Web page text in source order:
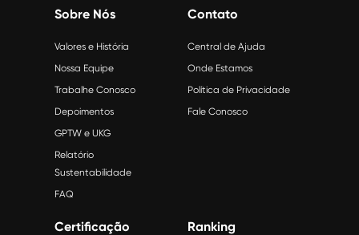
Sobre Nós
Valores e História
Nossa Equipe
Trabalhe Conosco
Depoimentos
GPTW e UKG
Relatório
Sustentabilidade
FAQ
Contato
Central de Ajuda
Onde Estamos
Política de Privacidade
Fale Conosco
Certificação Ranking